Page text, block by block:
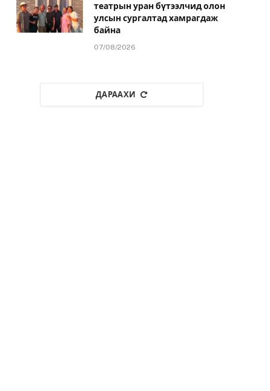
театрын уран бүтээлчид олон
улсын сургалтад хамрагдаж
байна
07/08/2026
ДАРААХИ